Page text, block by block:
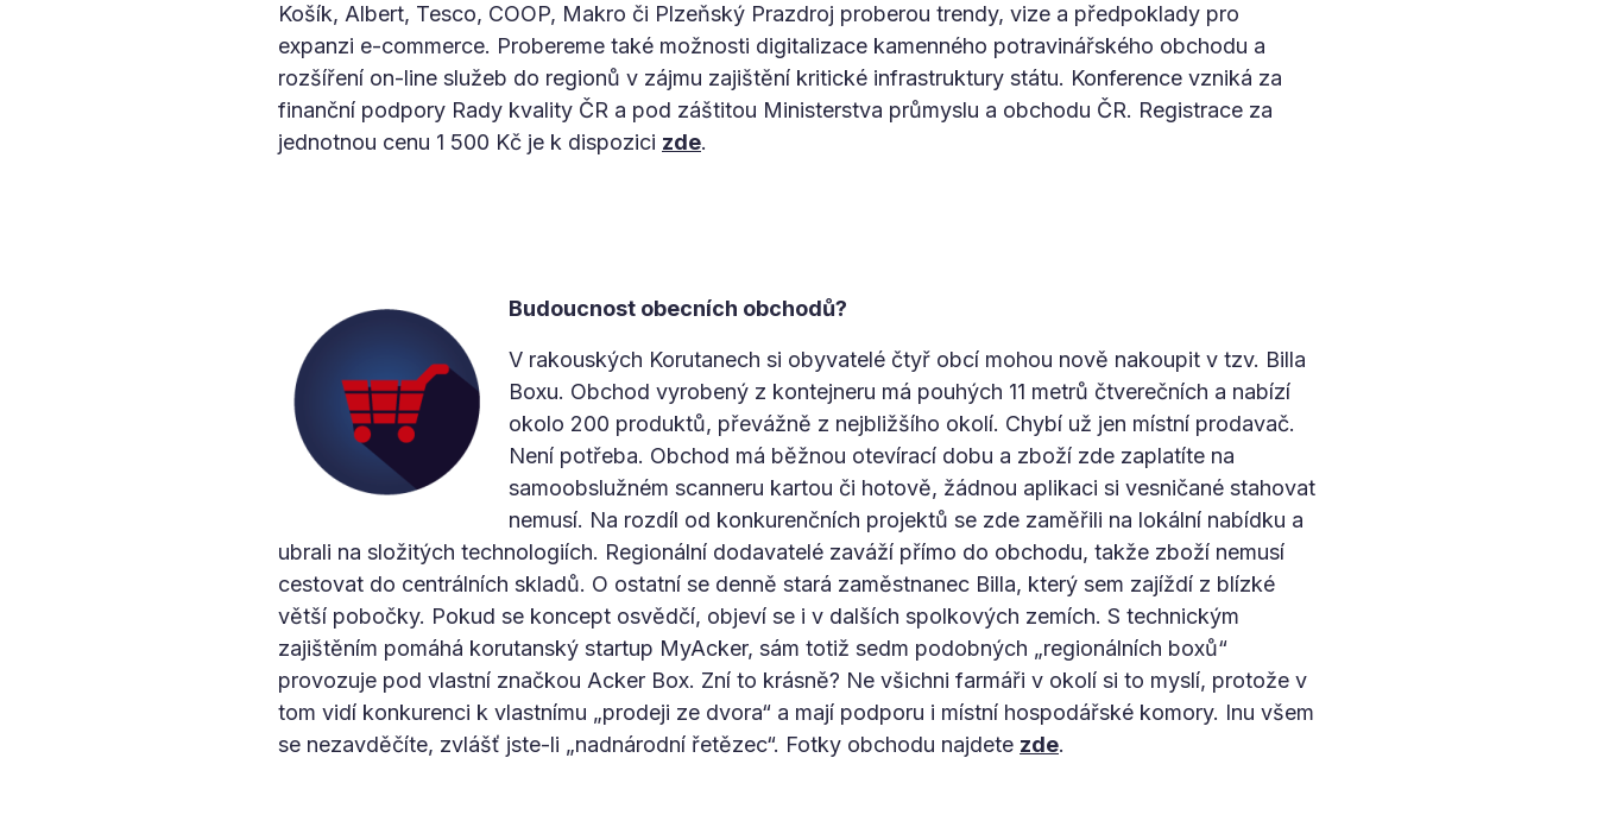
Košík, Albert, Tesco, COOP, Makro či Plzeňský Prazdroj proberou trendy, vize a předpoklady pro
expanzi e-commerce. Probereme také možnosti digitalizace kamenného potravinářského obchodu a
rozšíření on-line služeb do regionů v zájmu zajištění kritické infrastruktury státu. Konference vzniká za
finanční podpory Rady kvality ČR a pod záštitou Ministerstva průmyslu a obchodu ČR. Registrace za
jednotnou cenu 1 500 Kč je k dispozici zde.
Budoucnost obecních obchodů?
V rakouských Korutanech si obyvatelé čtyř obcí mohou nově nakoupit v tzv. Billa
Boxu. Obchod vyrobený z kontejneru má pouhých 11 metrů čtverečních a nabízí
okolo 200 produktů, převážně z nejbližšího okolí. Chybí už jen místní prodavač.
Není potřeba. Obchod má běžnou otevírací dobu a zboží zde zaplatíte na
samoobslužném scanneru kartou či hotově, žádnou aplikaci si vesničané stahovat
nemusí. Na rozdíl od konkurenčních projektů se zde zaměřili na lokální nabídku a
ubrali na složitých technologiích. Regionální dodavatelé zaváží přímo do obchodu, takže zboží nemusí
cestovat do centrálních skladů. O ostatní se denně stará zaměstnanec Billa, který sem zajíždí z blízké
větší pobočky. Pokud se koncept osvědčí, objeví se i v dalších spolkových zemích. S technickým
zajištěním pomáhá korutanský startup MyAcker, sám totiž sedm podobných „regionálních boxů“
provozuje pod vlastní značkou Acker Box. Zní to krásně? Ne všichni farmáři v okolí si to myslí, protože v
tom vidí konkurenci k vlastnímu „prodeji ze dvora“ a mají podporu i místní hospodářské komory. Inu všem
se nezavděčíte, zvlášť jste-li „nadnárodní řetězec“. Fotky obchodu najdete zde.